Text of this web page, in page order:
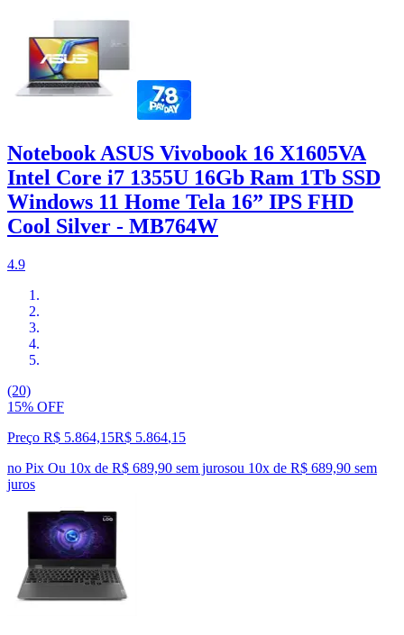
Notebook ASUS Vivobook 16 X1605VA
Intel Core i7 1355U 16Gb Ram 1Tb SSD
Windows 11 Home Tela 16” IPS FHD
Cool Silver - MB764W
4.9
(20)
15% OFF
Preço R$ 5.864,15R$ 5.864,15
no Pix Ou 10x de R$ 689,90 sem jurosou 10x de R$ 689,90 sem
juros